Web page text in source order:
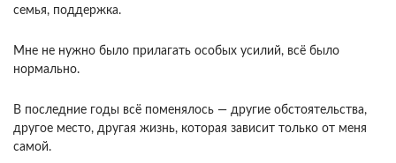
семья, поддержка.
Мне не нужно было прилагать особых усилий, всё было
нормально.
В последние годы всё поменялось — другие обстоятельства,
другое место, другая жизнь, которая зависит только от меня
самой.